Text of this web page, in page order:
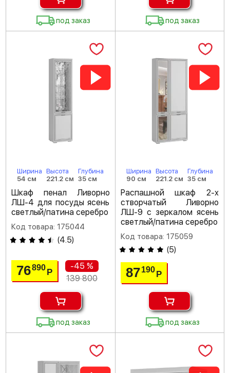
под заказ под заказ
Ширина
54 см
Высота
221.2 см
Глубина
35 см
Шкаф пенал Ливорно
ЛШ-4 для посуды ясень
светлый/патина серебро
Код товара: 175044
(4.5)
76890Р
-45 %
139 800
под заказ
Ширина
90 см
Высота
221.2 см
Глубина
35 см
Распашной шкаф 2-х
створчатый Ливорно
ЛШ-9 с зеркалом ясень
светлый/патина серебро
Код товара: 175059
(5)
87 190 Р
под заказ